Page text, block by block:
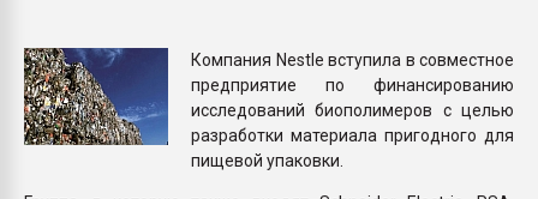
Компания Nestle вступила в совместное
предприятие по финансированию
исследований биополимеров с целью
разработки материала пригодного для
пищевой упаковки.